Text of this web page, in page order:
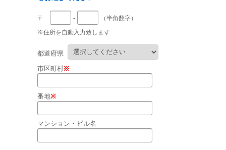
〒 -
（半角数字）
※住所を自動入力致します
都道府県
市区町村※
番地※
マンション・ビル名